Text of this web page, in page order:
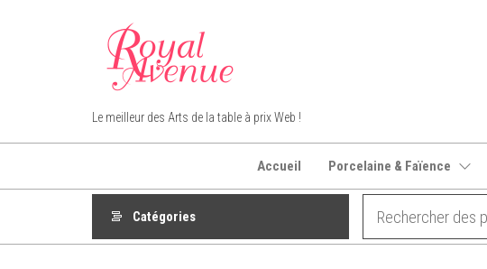
Royal Avenue
Le meilleur des Arts de la table à prix Web !
Accueil Porcelaine & Faïence
Catégories